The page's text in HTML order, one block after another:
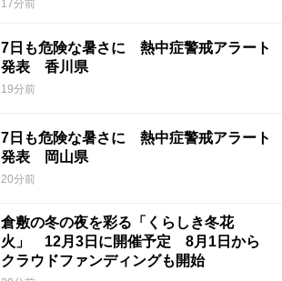
17分前
7日も危険な暑さに 熱中症警戒アラート
発表 香川県
19分前
7日も危険な暑さに 熱中症警戒アラート
発表 岡山県
20分前
倉敷の冬の夜を彩る「くらしき冬花
火」 12月3日に開催予定 8月1日から
クラウドファンディングも開始